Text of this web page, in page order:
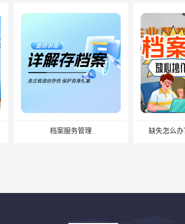
缺失怎么办？补办流程来了